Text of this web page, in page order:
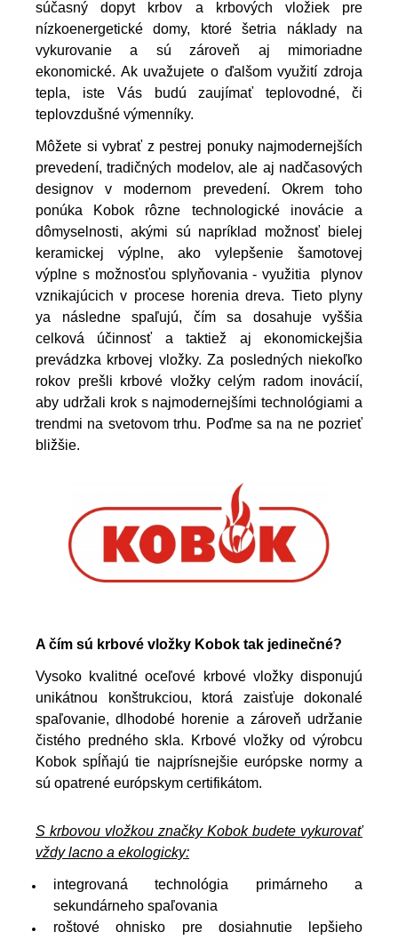
súčasný dopyt krbov a krbových vložiek pre
nízkoenergetické domy, ktoré šetria náklady na
vykurovanie a sú zároveň aj mimoriadne
ekonomické. Ak uvažujete o ďalšom využití zdroja
tepla, iste Vás budú zaujímať teplovodné, či
teplovzdušné výmenníky.
Môžete si vybrať z pestrej ponuky najmodernejších
prevedení, tradičných modelov, ale aj nadčasových
designov v modernom prevedení. Okrem toho
ponúka Kobok rôzne technologické inovácie a
dômyselnosti, akými sú napríklad možnosť bielej
keramickej výplne, ako vylepšenie šamotovej
výplne s možnosťou splyňovania - využitia plynov
vznikajúcich v procese horenia dreva. Tieto plyny
ya následne spaľujú, čím sa dosahuje vyššia
celková účinnosť a taktiež aj ekonomickejšia
prevádzka krbovej vložky. Za posledných niekoľko
rokov prešli krbové vložky celým radom inovácií,
aby udržali krok s najmodernejšími technológiami a
trendmi na svetovom trhu. Poďme sa na ne pozrieť
bližšie.
A čím sú krbové vložky Kobok tak jedinečné?
Vysoko kvalitné oceľové krbové vložky disponujú
unikátnou konštrukciou, ktorá zaisťuje dokonalé
spaľovanie, dlhodobé horenie a zároveň udržanie
čistého predného skla. Krbové vložky od výrobcu
Kobok spĺňajú tie najprísnejšie európske normy a
sú opatrené európskym certifikátom.
S krbovou vložkou značky Kobok budete vykurovať
vždy lacno a ekologicky:
integrovaná technológia primárneho a
sekundárneho spaľovania
roštové ohnisko pre dosiahnutie lepšieho